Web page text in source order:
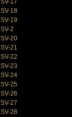
SV-17
SV-18
SV-19
SV-2
SV-20
SV-21
SV-22
SV-23
SV-24
SV-25
SV-26
SV-27
SV-28